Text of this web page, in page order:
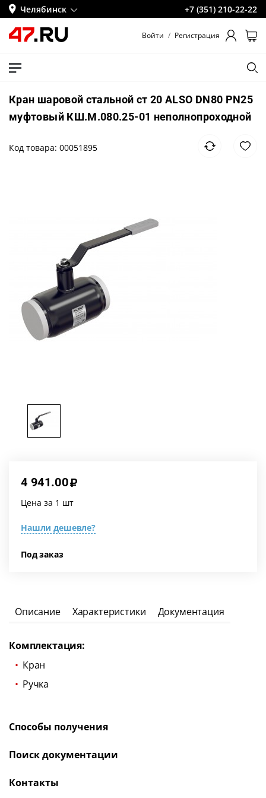
Челябинск +7 (351) 210-22-22
Войти / Регистрация
Кран шаровой стальной ст 20 ALSO DN80 PN25
муфтовый КШ.М.080.25-01 неполнопроходной
Код товара: 00051895
4 941.00
Нашли дешевле?
Цена за 1 шт
Под заказ
Описание Характеристики Документация
Комплектация:
Кран
Ручка
Способы получения
Поиск документации
Контакты